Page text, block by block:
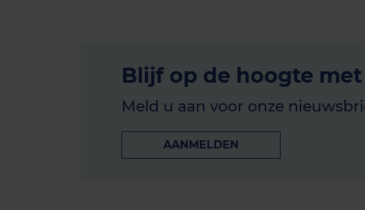
Blijf op de hoogte
Meld u aan voor onze
AANMELDEN